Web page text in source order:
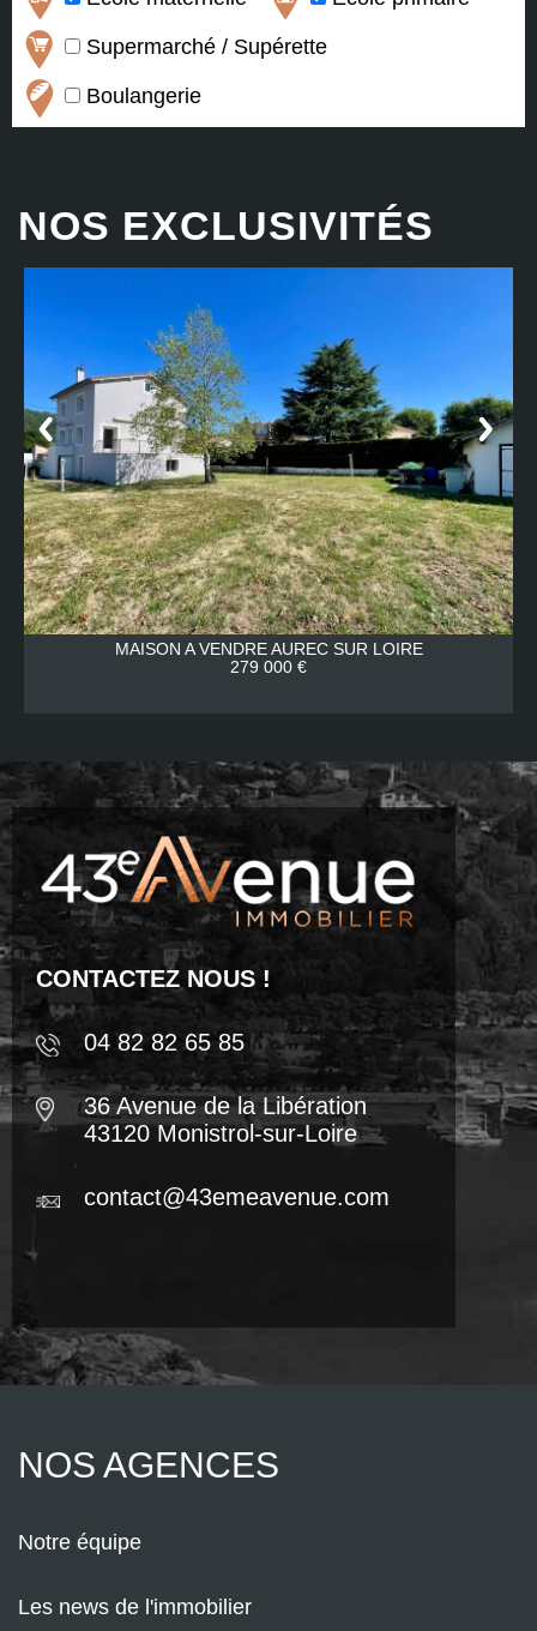
Supermarché / Supérette
Boulangerie
NOS EXCLUSIVITÉS
MAISON A VENDRE AUREC SUR LOIRE
279 000 €
CONTACTEZ NOUS !
04 82 82 65 85
36 Avenue de la Libération
43120 Monistrol-sur-Loire
contact@43emeavenue.com
NOS AGENCES
Notre équipe
Les news de l'immobilier